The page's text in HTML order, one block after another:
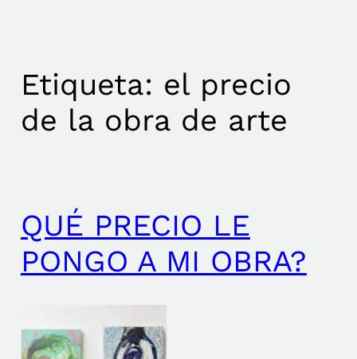
Etiqueta: el precio
de la obra de arte
QUÉ PRECIO LE
PONGO A MI OBRA?